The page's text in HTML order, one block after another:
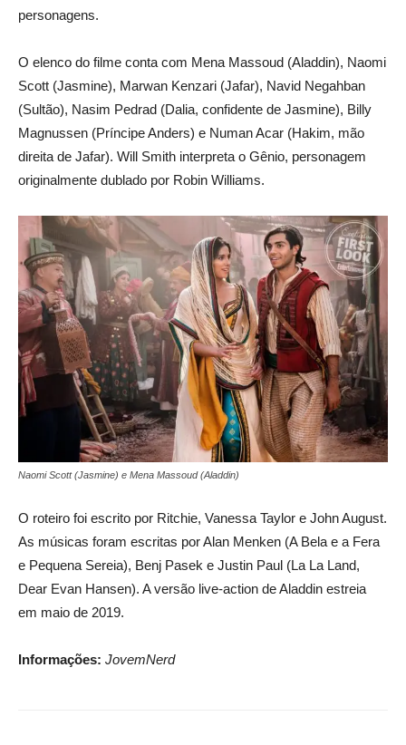
personagens.
O elenco do filme conta com Mena Massoud (Aladdin), Naomi
Scott (Jasmine), Marwan Kenzari (Jafar), Navid Negahban
(Sultão), Nasim Pedrad (Dalia, confidente de Jasmine), Billy
Magnussen (Príncipe Anders) e Numan Acar (Hakim, mão
direita de Jafar). Will Smith interpreta o Gênio, personagem
originalmente dublado por Robin Williams.
Naomi Scott (Jasmine) e Mena Massoud (Aladdin)
O roteiro foi escrito por Ritchie, Vanessa Taylor e John August.
As músicas foram escritas por Alan Menken (A Bela e a Fera
e Pequena Sereia), Benj Pasek e Justin Paul (La La Land,
Dear Evan Hansen). A versão live-action de Aladdin estreia
em maio de 2019.
Informações: JovemNerd